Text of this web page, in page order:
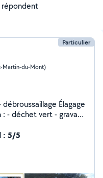
répondent
Particulier
Martin-du-Mont)
Élagage
: 5/5